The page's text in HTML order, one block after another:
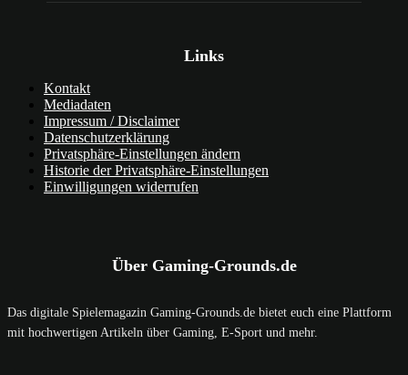
Links
Kontakt
Mediadaten
Impressum / Disclaimer
Datenschutzerklärung
Privatsphäre-Einstellungen ändern
Historie der Privatsphäre-Einstellungen
Einwilligungen widerrufen
Über Gaming-Grounds.de
Das digitale Spielemagazin Gaming-Grounds.de bietet euch eine Plattform
mit hochwertigen Artikeln über Gaming, E-Sport und mehr.